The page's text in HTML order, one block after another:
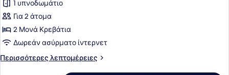
φωτογραφιών
για
Standard
Δίκλινο
Δωμάτιο
(Twin)
1 υπνοδωμάτιο
Για 2 άτομα
2 Μονά Κρεβάτια
Δωρεάν ασύρματο ίντερνετ
Περισσότερες λεπτομέρειες
Περισσότερες